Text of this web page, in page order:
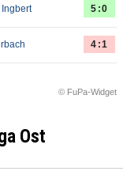
Ingbert 5:0
4:1
© FuPa-Widget
Ost